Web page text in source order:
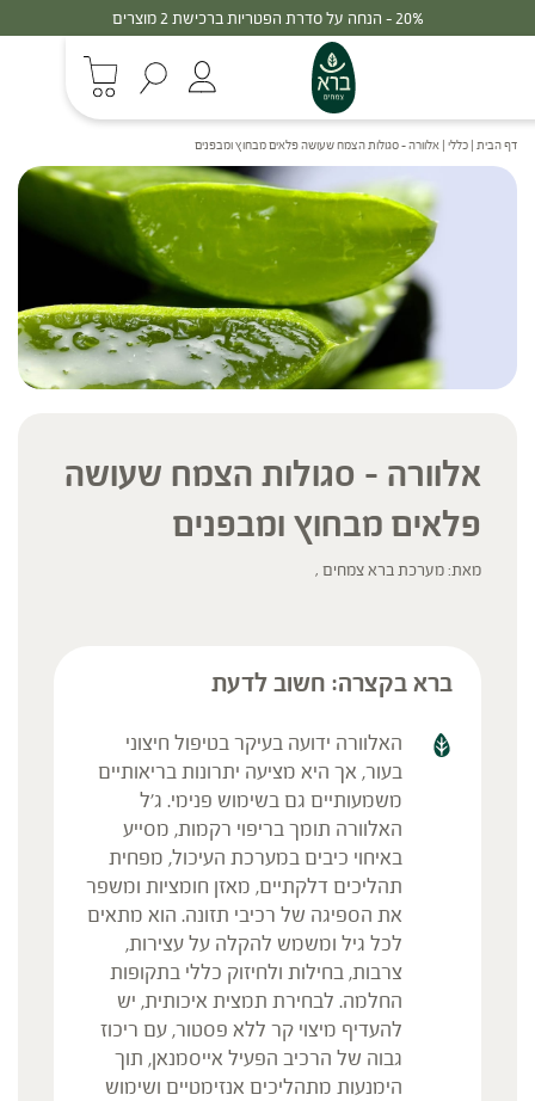
30% - הנחה על סדרת הפטריות ברכישת 3 מוצרים
דף הבית | כללי | אלוורה – סגולות הצמח שעושה פלאים מבחוץ ומבפנים
אלוורה – סגולות הצמח שעושה
פלאים מבחוץ ומבפנים
מאת: מערכת ברא צמחים ,
ברא בקצרה: חשוב לדעת
האלוורה ידועה בעיקר בטיפול חיצוני
בעור, אך היא מציעה יתרונות בריאותיים
משמעותיים גם בשימוש פנימי. ג'ל
האלוורה תומך בריפוי רקמות, מסייע
באיחוי כיבים במערכת העיכול, מפחית
תהליכים דלקתיים, מאזן חומציות ומשפר
את הספיגה של רכיבי תזונה. הוא מתאים
לכל גיל ומשמש להקלה על עצירות,
צרבות, בחילות ולחיזוק כללי בתקופות
החלמה. לבחירת תמצית איכותית, יש
להעדיף מיצוי קר ללא פסטור, עם ריכוז
גבוה של הרכיב הפעיל אייסמנאן, תוך
הימנעות מתהליכים אנזימטיים ושימוש